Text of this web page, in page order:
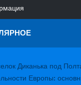
Диканька под
Европы: